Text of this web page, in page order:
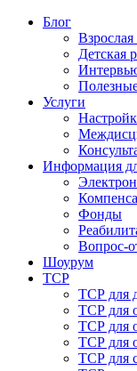
Блог
Детская
Услуги
Информация
Фонды
Вопрос-
Шоурум
ТСР
ТСР для
ТСР для
ТСР для
ТСР для
ТСР для